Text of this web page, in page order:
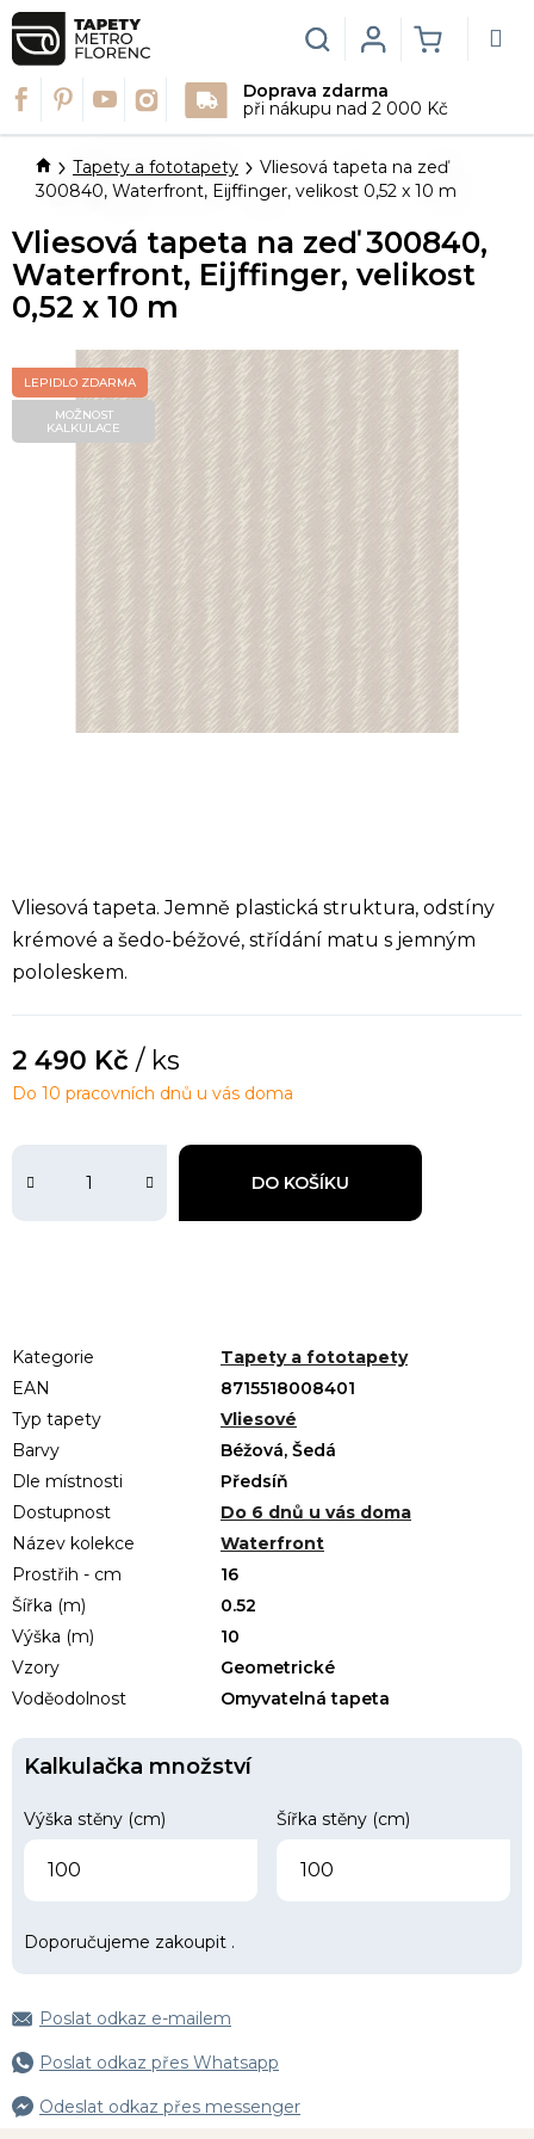
Přejít
na
obsah
Doprava zdarma
při nákupu nad 2 000 Kč
Hledat
KOŠÍK
Login
DomůTapety a fototapety
Vliesová tapeta na zeď
300840, Waterfront, Eijffinger, velikost 0,52 x 10 m
Vliesová tapeta. Jemně plastická struktura, odstíny
krémové a šedo-béžové, střídání matu s jemným
pololeskem.
2 490 Kč / ks
DO KOŠÍKU
Do 10 pracovních dnů u vás doma
Kategorie
Tapety a fototapety
EAN
8715518008401
Typ tapety
Vliesové
Barvy
Béžová, Šedá
Dle místnosti
Předsíň
Dostupnost
Do 6 dnů u vás doma
Název kolekce
Waterfront
Prostřih - cm
16
Šířka (m)
0.52
Výška (m)
10
Vzory
Geometrické
Voděodolnost
Omyvatelná tapeta
Kalkulačka množství
Výška stěny (cm) Šířka stěny (cm)
Doporučujeme zakoupit .
Poslat odkaz e-mailem
Poslat odkaz přes Whatsapp
Odeslat odkaz přes messenger
Vliesová tapeta na zeď 300840,
Waterfront, Eijffinger, velikost
0,52 x 10 m
LEPIDLO ZDARMA
MOŽNOST
KALKULACE